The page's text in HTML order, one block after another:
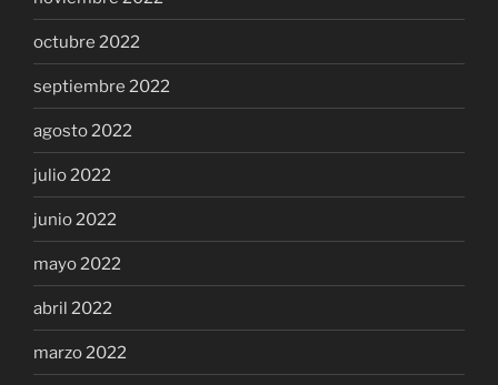
octubre 2022
septiembre 2022
agosto 2022
julio 2022
junio 2022
mayo 2022
abril 2022
marzo 2022